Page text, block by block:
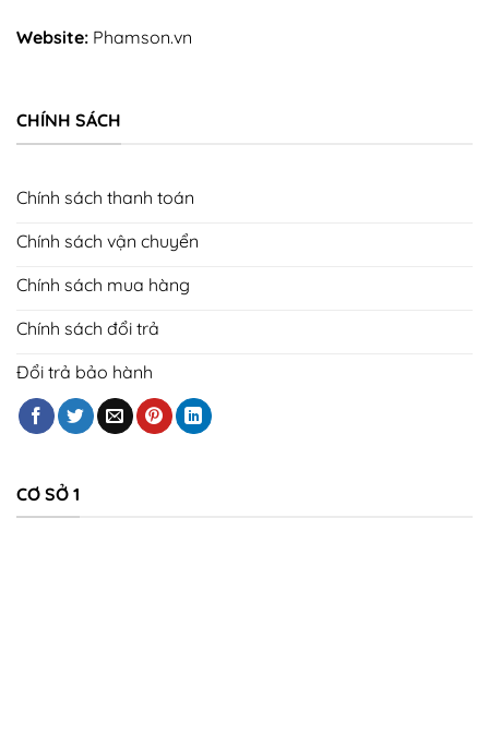
Website: Phamson.vn
CHÍNH SÁCH
Chính sách thanh toán
Chính sách vận chuyển
Chính sách mua hàng
Chính sách đổi trả
Đổi trả bảo hành
CƠ SỞ 1